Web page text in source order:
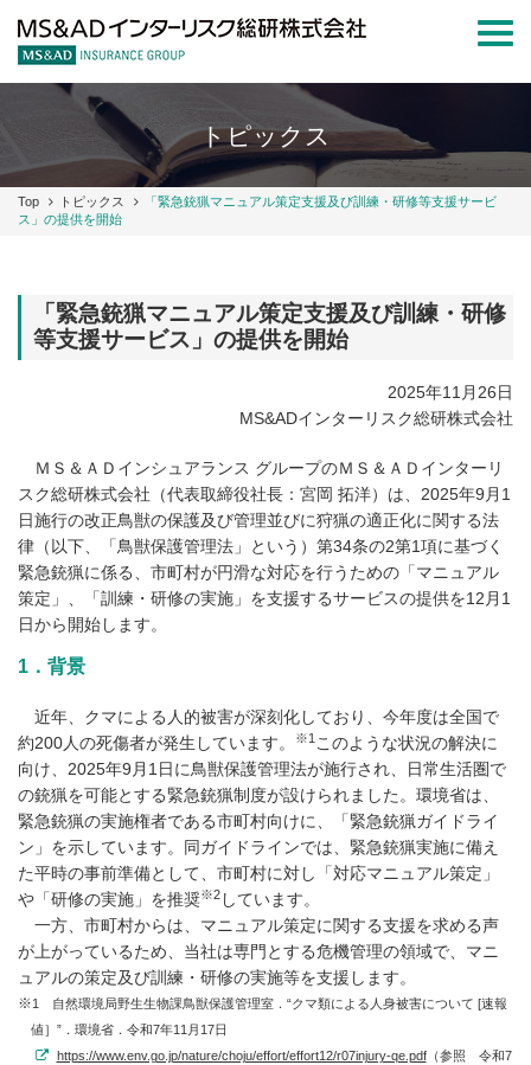
トピックス
Top トピックス
「緊急銃猟マニュアル策定支援及び訓練・研修等支援サービ
ス」の提供を開始
「緊急銃猟マニュアル策定支援及び訓練・研修
等支援サービス」の提供を開始
2025年11月26日
MS&ADインターリスク総研株式会社
ＭＳ＆ＡＤインシュアランス グループのＭＳ＆ＡＤインターリ
スク総研株式会社（代表取締役社長：宮岡 拓洋）は、2025年9月1
日施行の改正鳥獣の保護及び管理並びに狩猟の適正化に関する法
律（以下、「鳥獣保護管理法」という）第34条の2第1項に基づく
緊急銃猟に係る、市町村が円滑な対応を行うための「マニュアル
策定」、「訓練・研修の実施」を支援するサービスの提供を12月1
日から開始します。
1．背景
近年、クマによる人的被害が深刻化しており、今年度は全国で
約200人の死傷者が発生しています。
※1 このような状況の解決に
向け、2025年9月1日に鳥獣保護管理法が施行され、日常生活圏で
の銃猟を可能とする緊急銃猟制度が設けられました。環境省は、
緊急銃猟の実施権者である市町村向けに、「緊急銃猟ガイドライ
ン」を示しています。同ガイドラインでは、緊急銃猟実施に備え
た平時の事前準備として、市町村に対し「対応マニュアル策定」
や「研修の実施」を推奨※2 しています。
一方、市町村からは、マニュアル策定に関する支援を求める声
が上がっているため、当社は専門とする危機管理の領域で、マニ
ュアルの策定及び訓練・研修の実施等を支援します。
1 自然環境局野生生物課鳥獣保護管理室．“クマ類による人身被害について [速報
値］”．環境省．令和7年11月17日
https://www.env.go.jp/nature/choju/effort/effort12/r07injury-qe.pdf（参照 令和7